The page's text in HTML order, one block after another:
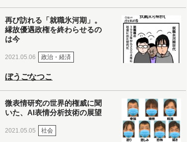
再び訪れる「就職氷河期」。
縁故優遇政権を終わらせるの
は今
2021.05.06 政治・経済
ぼうごなつこ
微表情研究の世界的権威に聞
いた、AI表情分析技術の展望
2021.05.05 社会